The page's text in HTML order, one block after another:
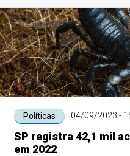
Políticas 04/09/2023 -
SP registra 42,1 mil
em 2022